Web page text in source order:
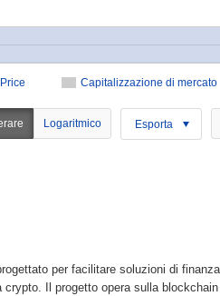
Capitalizzazione di mercato
Price
Logaritmico Esporta
per facilitare soluzioni di
Il progetto opera sulla